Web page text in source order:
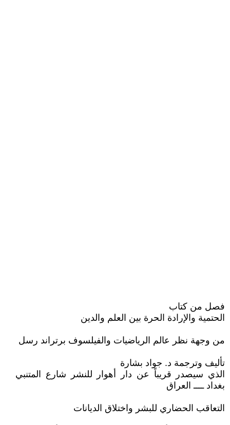
فصل من كتاب
الحتمية والإرادة الحرة بين العلم والدين
من وجهة نظر عالم الرياضيات والفيلسوف برتراند رسل
تأليف وترجمة د. جواد بشارة
الذي سيصدر قريباً عن دار أهوار للنشر شارع المتنبي
بغداد ــــ العراق
التعاقب الحضاري للبشر واختلاق الديانات